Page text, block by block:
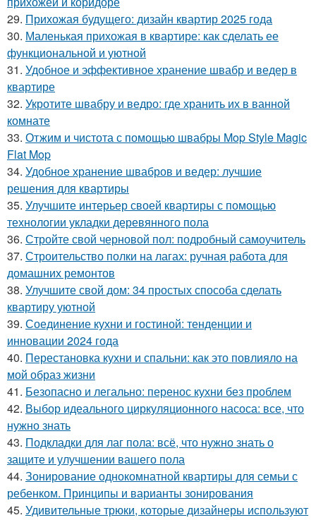
29. Прихожая будущего: дизайн квартир 2025 года
30. Маленькая прихожая в квартире: как сделать ее
функциональной и уютной
31. Удобное и эффективное хранение швабр и ведер в
квартире
32. Укротите швабру и ведро: где хранить их в ванной
комнате
33. Отжим и чистота с помощью швабры Mop Style Magic
Flat Mop
34. Удобное хранение швабров и ведер: лучшие
решения для квартиры
35. Улучшите интерьер своей квартиры с помощью
технологии укладки деревянного пола
36. Стройте свой черновой пол: подробный самоучитель
37. Строительство полки на лагах: ручная работа для
домашних ремонтов
38. Улучшите свой дом: 34 простых способа сделать
квартиру уютной
39. Соединение кухни и гостиной: тенденции и
инновации 2024 года
40. Перестановка кухни и спальни: как это повлияло на
мой образ жизни
41. Безопасно и легально: перенос кухни без проблем
42. Выбор идеального циркуляционного насоса: все, что
нужно знать
43. Подкладки для лаг пола: всё, что нужно знать о
защите и улучшении вашего пола
44. Зонирование однокомнатной квартиры для семьи с
ребенком. Принципы и варианты зонирования
45. Удивительные трюки, которые дизайнеры используют